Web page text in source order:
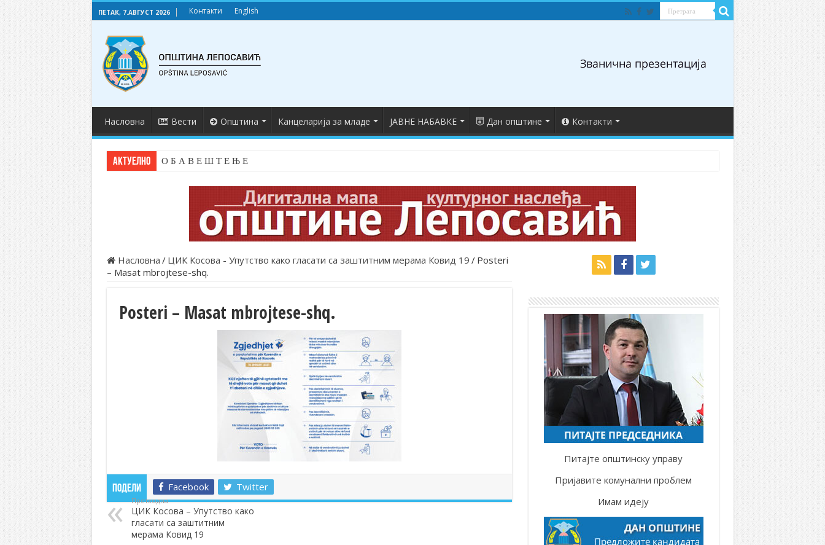
ПЕТАК, 7.АВГУСТ 2026 Контакти English
Насловна Вести Општина Канцеларија за младе ЈАВНЕ НАБАВКЕ Дан општине Контакти
АКТУЕЛНО О Б А В Е Ш Т Е Њ Е
Насловна / ЦИК Косова - Упутство како гласати са заштитним мерама Ковид 19 / Posteri
– Masat mbrojtese-shq.
Posteri – Masat mbrojtese-shq.
Подели Facebook Twitter
Претходна
ЦИК Косова – Упутство како
гласати са заштитним
мерама Ковид 19
Питајте општинску управу
Пријавите комунални проблем
Имам идеју